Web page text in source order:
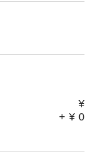
¥
+ ¥ 0